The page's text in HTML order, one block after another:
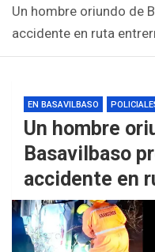
Un hombre oriundo de
accidente en ruta
EN BASAVILBASO
Un hombre
Basavilbaso
accidente en